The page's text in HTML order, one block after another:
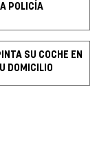
POLICÍA
SU COCHE EN
DOMICILIO